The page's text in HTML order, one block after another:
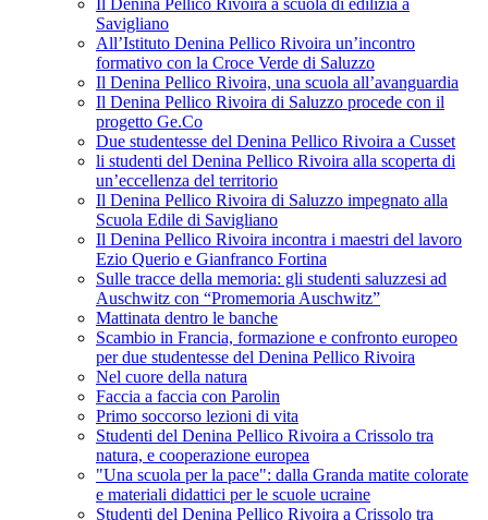
Il Denina Pellico Rivoira a scuola di edilizia a
Savigliano
All’Istituto Denina Pellico Rivoira un’incontro
formativo con la Croce Verde di Saluzzo
Il Denina Pellico Rivoira, una scuola all’avanguardia
Il Denina Pellico Rivoira di Saluzzo procede con il
progetto Ge.Co
Due studentesse del Denina Pellico Rivoira a Cusset
li studenti del Denina Pellico Rivoira alla scoperta di
un’eccellenza del territorio
Il Denina Pellico Rivoira di Saluzzo impegnato alla
Scuola Edile di Savigliano
Il Denina Pellico Rivoira incontra i maestri del lavoro
Ezio Querio e Gianfranco Fortina
Sulle tracce della memoria: gli studenti saluzzesi ad
Auschwitz con “Promemoria Auschwitz”
Mattinata dentro le banche
Scambio in Francia, formazione e confronto europeo
per due studentesse del Denina Pellico Rivoira
Nel cuore della natura
Faccia a faccia con Parolin
Primo soccorso lezioni di vita
Studenti del Denina Pellico Rivoira a Crissolo tra
natura, e cooperazione europea
"Una scuola per la pace": dalla Granda matite colorate
e materiali didattici per le scuole ucraine
Studenti del Denina Pellico Rivoira a Crissolo tra